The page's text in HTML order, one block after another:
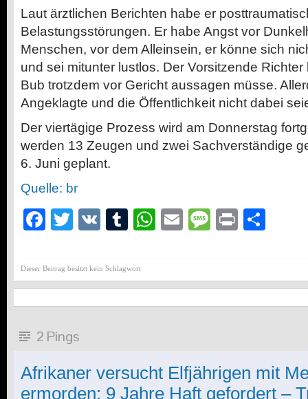
Laut ärztlichen Berichten habe er
Belastungsstörungen. Er habe Angst vor
Menschen, vor dem Alleinsein, er könne sich
und sei mitunter lustlos. Der Vorsitzende
Bub trotzdem vor Gericht aussagen müsse.
Angeklagte und die Öffentlichkeit nicht dabei
Der viertägige Prozess wird am Donnerstag
werden 13 Zeugen und zwei Sachverständige
6. Juni geplant.
Quelle: br
Facebook
Twitter
VK Tumblr
WhatsApp
EmailMessage
Print
Dieser Beitrag besitzt kein Schlagwort
2 Pings
Afrikaner versucht Elfjährigen mit
ermorden: 9 Jahre Haft gefordert –